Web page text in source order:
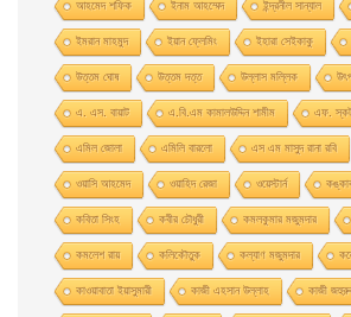
আহমেদ শফিক ইনাম আহম্মেদ ইন্দ্রনীল সান্যাল
ইমরান মাহমুদ ইয়ান ফ্লেমিং ইহারা সেইকাকু
উত্তম ঘােষ উত্তম দত্ত উল্লাস মল্লিক
এ. এস. বায়াট এ.বি.এম কামালউদ্দিন শামীম এফ. স্কট.
এমিল জোলা এমিলি বারলো এস এম মাসুদ রানা রবি
ওয়াসি আহমেদ ওয়াহিদ রেজা ওয়েস্টার্ন
কবিতা সিংহ কবীর চৌধুরী কমলকুমার মজুমদার
কমলেশ রায় কলিকৌতুক কল্যাণ মজুমদার
কাওয়াবাতা ইয়াসুমারী কাজী এহসান উল্লাহ কাজী